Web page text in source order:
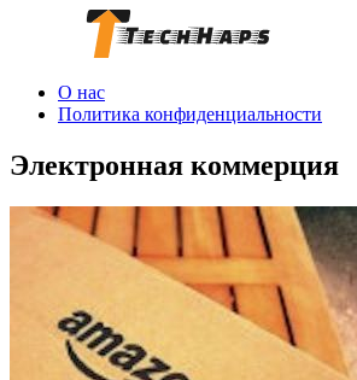
О нас
Политика конфиденциальности
Электронная коммерция